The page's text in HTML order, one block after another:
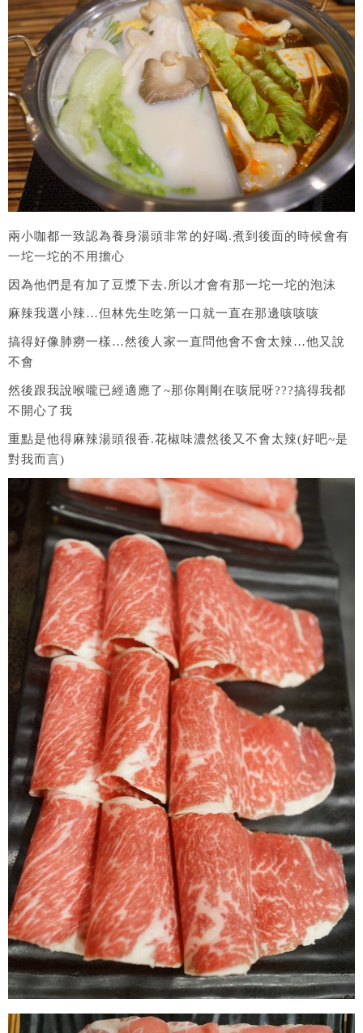
兩小咖都一致認為養身湯頭非常的好喝.煮到後面的時候會有
一坨一坨的不用擔心
因為他們是有加了豆漿下去.所以才會有那一坨一坨的泡沫
麻辣我選小辣…但林先生吃第一口就一直在那邊咳咳咳
搞得好像肺癆一樣…然後人家一直問他會不會太辣…他又說
不會
然後跟我說喉嚨已經適應了~那你剛剛在咳屁呀???搞得我都
不開心了我
重點是他得麻辣湯頭很香.花椒味濃然後又不會太辣(好吧~是
對我而言)